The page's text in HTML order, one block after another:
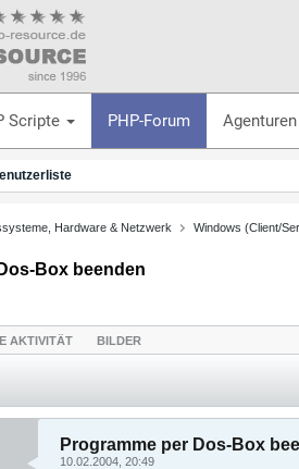
Scripte PHP-Forum
Hardware & Netzwerk Windows (Client/
Box beenden
AKTIVITÄT BILDER
Programme per Dos-Box
10.02.2004, 20:49